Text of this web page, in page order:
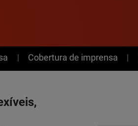
Cobertura de imprensa